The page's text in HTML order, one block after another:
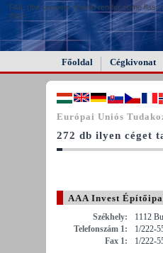
FAIL (the browser should render some flash
this).
Főoldal Cégkivonat
Európai Uniós
272 db ilyen céget
AAA Invest
Székhely:
1112
Telefonszám 1:
1/222-
Fax 1:
1/222-